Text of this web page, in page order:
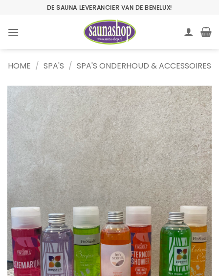
inhoud
DE SAUNA LEVERANCIER VAN DE BENELUX!
HOME / SPA'S / SPA'S ONDERHOUD & ACCESSOIRES